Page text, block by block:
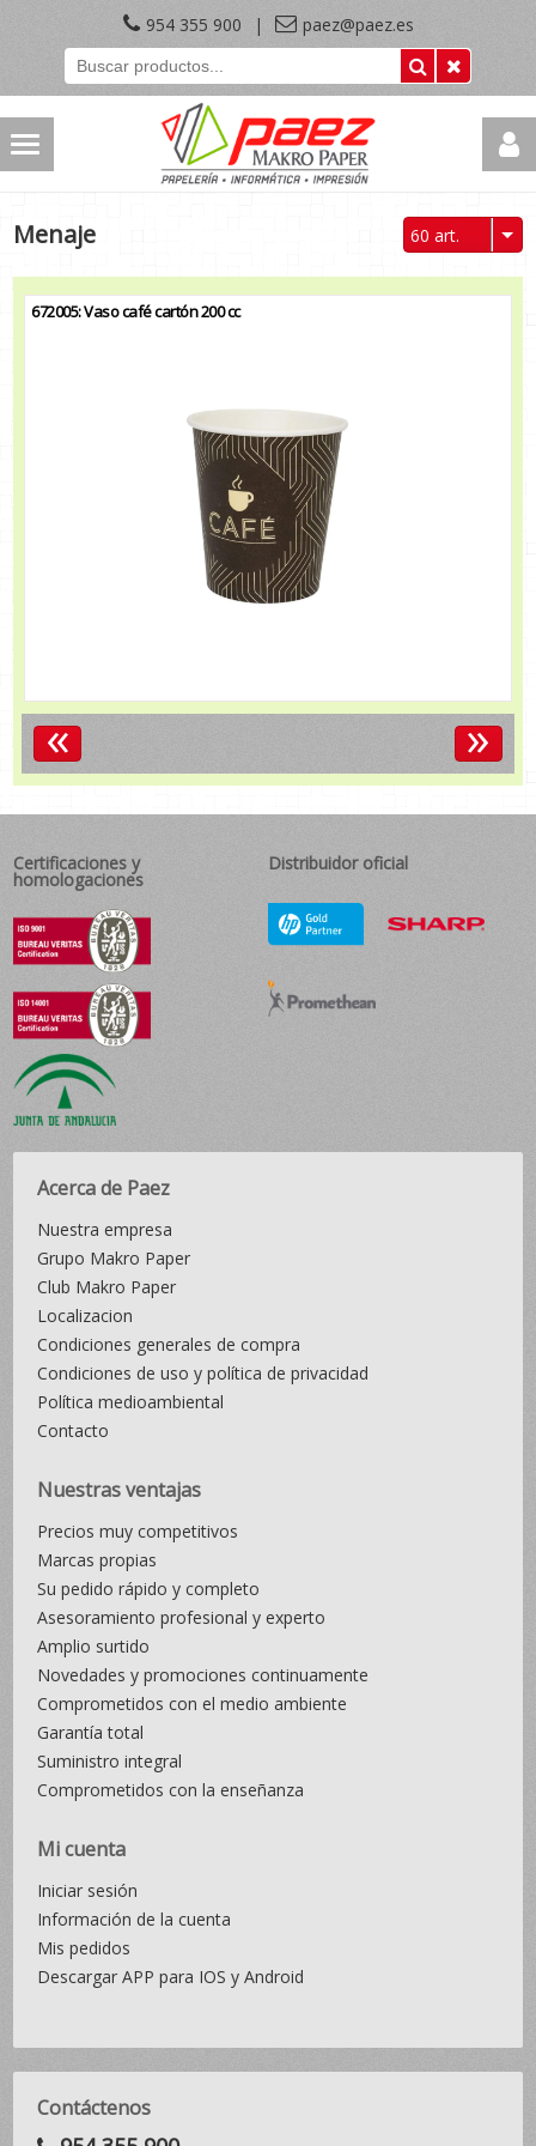
954 355 900 | paez@paez.es
Menaje 60 art.
672005: Vaso café cartón 200 cc
« »
Certificaciones y
homologaciones
Distribuidor oficial
Acerca de Paez
Nuestra empresa
Grupo Makro Paper
Club Makro Paper
Localizacion
Condiciones generales de compra
Condiciones de uso y política de privacidad
Política medioambiental
Contacto
Nuestras ventajas
Precios muy competitivos
Marcas propias
Su pedido rápido y completo
Asesoramiento profesional y experto
Amplio surtido
Novedades y promociones continuamente
Comprometidos con el medio ambiente
Garantía total
Suministro integral
Comprometidos con la enseñanza
Mi cuenta
Iniciar sesión
Información de la cuenta
Mis pedidos
Descargar APP para IOS y Android
Contáctenos